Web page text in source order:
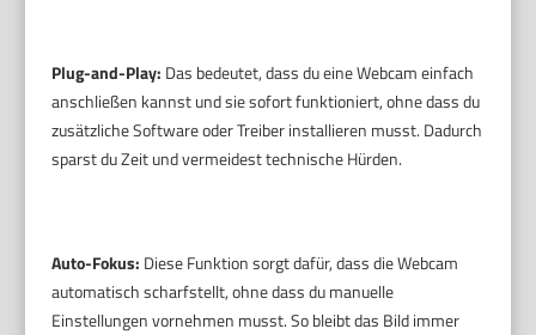
Plug-and-Play: Das bedeutet, dass du eine Webcam einfach
anschließen kannst und sie sofort funktioniert, ohne dass du
zusätzliche Software oder Treiber installieren musst. Dadurch
sparst du Zeit und vermeidest technische Hürden.
Auto-Fokus: Diese Funktion sorgt dafür, dass die Webcam
automatisch scharfstellt, ohne dass du manuelle
Einstellungen vornehmen musst. So bleibt das Bild immer